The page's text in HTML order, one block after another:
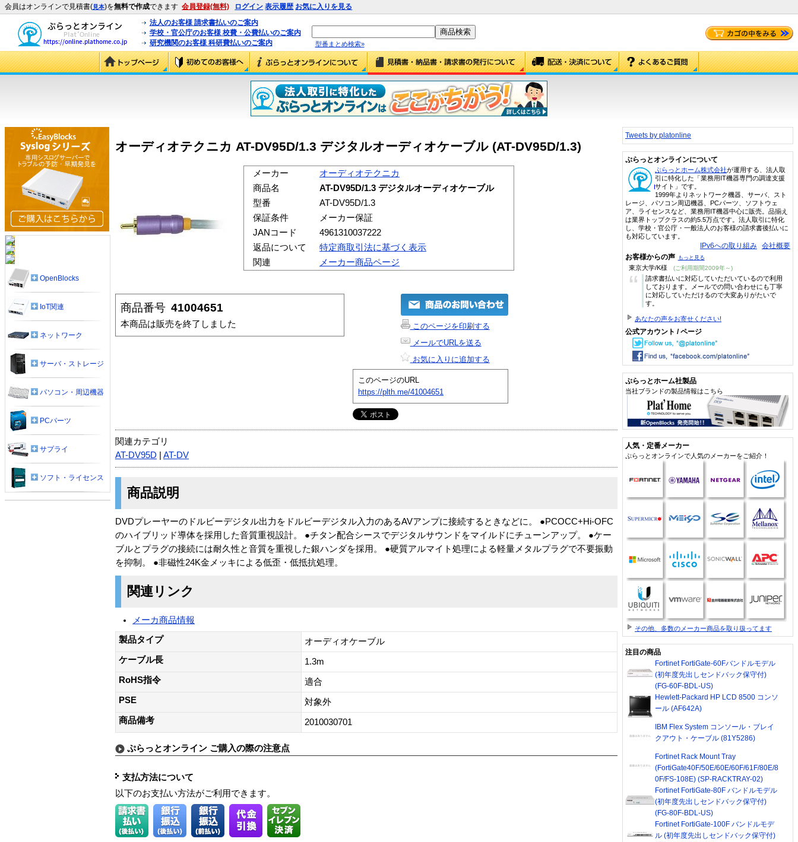
会員はオンラインで見積書(見本)を無料で作成できます 会員登録(無料) ログイン 表示履歴 お気に入りを見る
法人のお客様 請求書払いのご案内
学校・官公庁のお客様 校費・公費払いのご案内
研究機関のお客様 科研費払いのご案内
型番まとめ検索»
オーディオテクニカ AT-DV95D/1.3 デジタルオーディオケーブル (AT-DV95D/1.3)
メーカー
オーディオテクニカ
商品名
AT-DV95D/1.3 デジタルオーディオケーブル
型番
AT-DV95D/1.3
保証条件
メーカー保証
JANコード
4961310037222
返品について
特定商取引法に基づく表示
関連
メーカー商品ページ
商品番号 41004651
本商品は販売を終了しました
このページを印刷する
メールでURLを送る
お気に入りに追加する
このページのURL
https://plth.me/41004651
関連カテゴリ
AT-DV95D
AT-DV
商品説明
DVDプレーヤーのドルビーデジタル出力をドルビーデジタル入力のあるAVアンプに接続するときなどに。 ●PCOCC+Hi-OFC
のハイブリッド導体を採用した音質重視設計。 ●チタン配合シースでデジタルサウンドをマイルドにチューンアップ。 ●ケー
ブルとプラグの接続には耐久性と音質を重視した銀ハンダを採用。 ●硬質アルマイト処理による軽量メタルプラグで不要振動
を抑制。 ●非磁性24K金メッキによる低歪・低抵抗処理。
関連リンク
メーカ商品情報
製品タイプ
オーディオケーブル
ケーブル長
1.3m
RoHS指令
適合
PSE
対象外
商品備考
2010030701
ぷらっとオンライン ご購入の際の注意点
支払方法について
以下のお支払い方法がご利用できます。
OpenBlocks
IoT関連
ネットワーク
サーバ・ストレージ
パソコン・周辺機器
PCパーツ
サプライ
ソフト・ライセンス
Tweets by platonline
ぷらっとオンラインについて
ぷらっとホーム株式会社が運用する、法人取
引に特化した「業務用IT機器専門の調達支援
サイト」です。
1999年よりネットワーク機器、サーバ、スト
レージ、パソコン周辺機器、PCパーツ、ソフトウェ
ア、ライセンスなど、業務用IT機器中心に販売。品揃え
は業界トップクラスの約5.5万点です。法人取引に特化
し、学校・官公庁・一般法人のお客様の請求書後払いに
も対応しています。
IPv6への取り組み 会社概要
お客様からの声 もっと見る
東京大学/K様 (ご利用期間2009年～)
“
請求書払いに対応していただいているので利用
しております。メールでの問い合わせにも丁寧
に対応していただけるので大変ありがたいで
す。
あなたの声をお寄せください!
公式アカウント / ページ
ぷらっとホーム社製品
当社ブランドの製品情報はこちら
人気・定番メーカー
ぷらっとオンラインで人気のメーカーをご紹介！
その他、多数のメーカー商品を取り扱ってます
注目の商品
Fortinet FortiGate-60Fバンドルモデル
(初年度先出しセンドバック保守付)
(FG-60F-BDL-US)
Hewlett-Packard HP LCD 8500 コンソ
ール (AF642A)
IBM Flex System コンソール・ブレイ
クアウト・ケーブル (81Y5286)
Fortinet Rack Mount Tray
(FortiGate40F/50E/60E/60F/61F/80E/8
0F/FS-108E) (SP-RACKTRAY-02)
Fortinet FortiGate-80F バンドルモデル
(初年度先出しセンドバック保守付)
(FG-80F-BDL-US)
Fortinet FortiGate-100F バンドルモデ
ル (初年度先出しセンドバック保守付)